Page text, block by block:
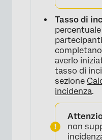
Tasso di
averlo
tasso di
sezione
incidenza.
non